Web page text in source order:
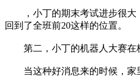
，小丁的期末考试进步很大
回到了全班前20这样的位置。
第二，小丁的机器人大赛在
当这种好消息来的时候，家